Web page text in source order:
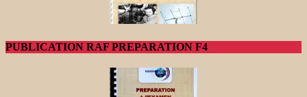
PUBLICATION RAF PREPARATION F4